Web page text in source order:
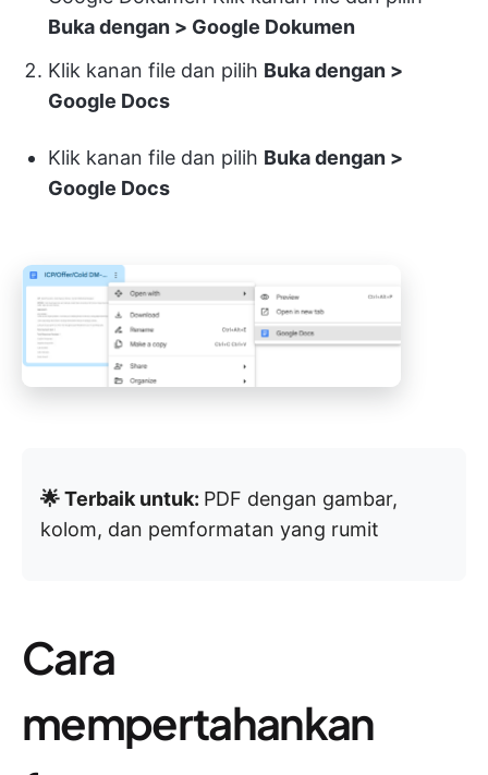
Buka dengan > Google Dokumen
Klik kanan file dan pilih Buka dengan >
Google Docs
Klik kanan file dan pilih Buka dengan >
Google Docs
🌟 Terbaik untuk: PDF dengan gambar,
kolom, dan pemformatan yang rumit
Cara
mempertahankan